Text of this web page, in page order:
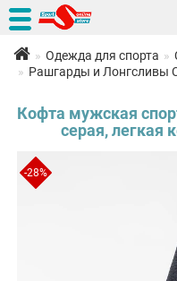
Одежда для спорта
Рашгарды и Лонгсливы
Кофта мужская
серая, легкая
-28%